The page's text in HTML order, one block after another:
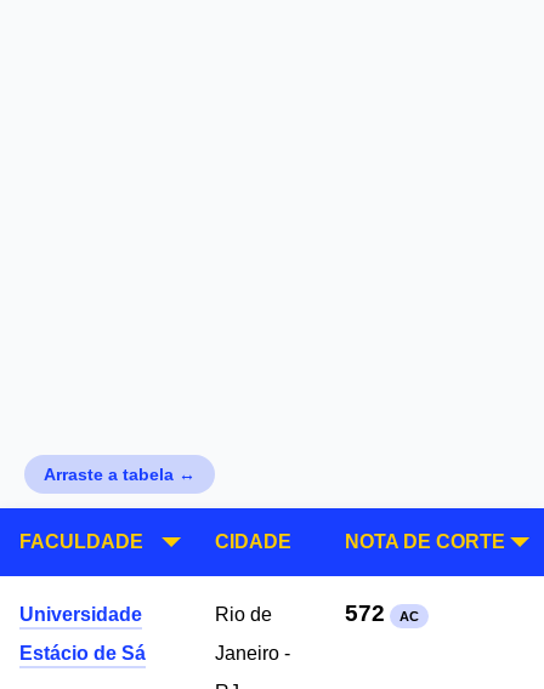
Arraste a tabela ↔
FACULDADE CIDADE NOTA DE CORTE
Universidade
Estácio de Sá
Rio de
Janeiro -
572 AC